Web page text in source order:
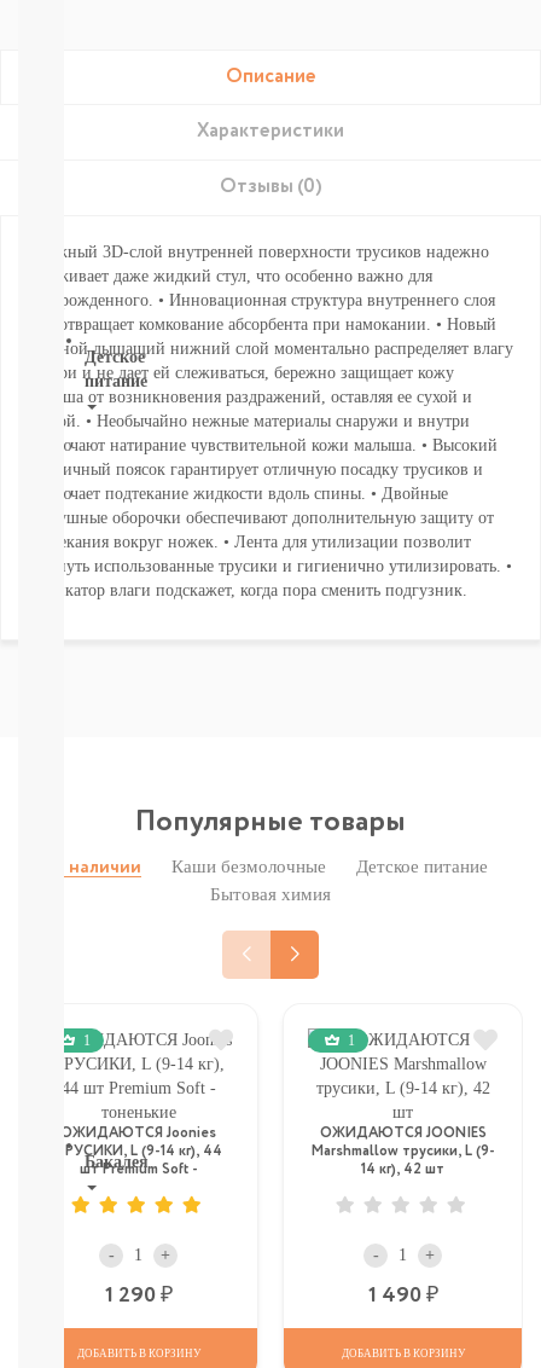
ТЕСТЕРЫ
СМОТРЕТЬ
ВСЕ
Детское
питание
Новое
поступление
Пюре
Молочная
продукция
Каши
безмолочные
Каши
Молоко
пастила,
чай
Вода
СМОТРЕТЬ
ВСЕ
Бакалея
Напитки
все
МОРОЗИЛКА:
ПЕЛЬМЕНИ.
ВАРЕНИКИ,
НАГГЕТСЫ
Описание
Характеристики
Отзывы (0)
• Нежный 3D-слой внутренней поверхности трусиков надежно
удерживает даже жидкий стул, что особенно важно для
новорожденного. • Инновационная структура внутреннего слоя
предотвращает комкование абсорбента при намокании. • Новый
двойной дышащий нижний слой моментально распределяет влагу
внутри и не дает ей слеживаться, бережно защищает кожу
малыша от возникновения раздражений, оставляя ее сухой и
чистой. • Необычайно нежные материалы снаружи и внутри
исключают натирание чувствительной кожи малыша. • Высокий
эластичный поясок гарантирует отличную посадку трусиков и
исключает подтекание жидкости вдоль спины. • Двойные
воздушные оборочки обеспечивают дополнительную защиту от
протекания вокруг ножек. • Лента для утилизации позволит
свернуть использованные трусики и гигиенично утилизировать. •
Индикатор влаги подскажет, когда пора сменить подгузник.
Популярные товары
В наличии Каши безмолочные
Детское питание
Бытовая химия
1
ОЖИДАЮТСЯ Joonies
ТРУСИКИ, L (9-14 кг), 44
шт Premium Soft -
- +
1 290
ДОБАВИТЬ В КОРЗИНУ
1
ОЖИДАЮТСЯ JOONIES
Marshmallow трусики, L (9-
14 кг), 42 шт
- +
1 490
ДОБАВИТЬ В КОРЗИНУ